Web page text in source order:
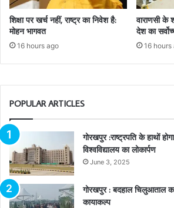
शिक्षा पर खर्च नहीं, राष्ट्र का निवेश है:
मोहन भागवत
16 hours ago
वाराणसी के
देश का
16 hours
POPULAR ARTICLES
गोरखपुर :राष्ट्रपति के हाथों
विश्वविद्यालय का लोकार्पण
June 3, 2025
गोरखपुर : बदहाल चिलुआताल
कायाकल्प